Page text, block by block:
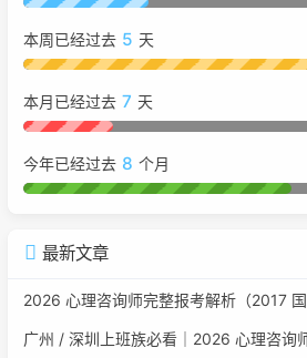
本周已经过去 5 天
本月已经过去 7 天
今年已经过去 8 个月
最新文章